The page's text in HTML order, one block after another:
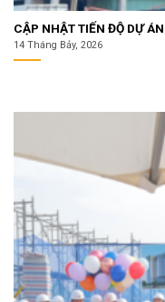
CẬP NHẬT TIẾN ĐỘ DỰ
14 Tháng Bảy, 2026